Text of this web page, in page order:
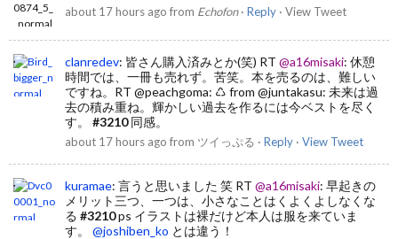
about 17 hours ago from Echofon· Reply · View Tweet
clanredev: 皆さん購入済みとか(笑) RT @a16misaki: 休憩
時間では、一冊も売れず。苦笑。本を売るのは、難しい
ですね。RT @peachgoma: ♺ from @juntakasu: 未来は過
去の積み重ね。輝かしい過去を作るには今ベストを尽く
す。 #3210同感。
about 17 hours ago from ツイっぷる · Reply · View Tweet
kuramae: 言うと思いました 笑 RT @a16misaki: 早起きの
メリット三つ、一つは、小さなことはくよくよしなくな
る #3210ps イラストは裸だけど本人は服を来ていま
す。 @joshiben_ko とは違う！